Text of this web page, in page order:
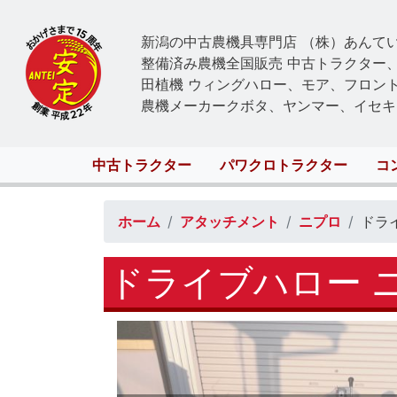
新潟の中古農機具専門店 （株）あんて
整備済み農機全国販売 中古トラクター
田植機 ウィングハロー、モア、フロン
農機メーカークボタ、ヤンマー、イセ
Main
navigation
中古トラクター パワクロトラクター コ
ホーム アタッチメント ニプロ ドラ
ドライブハロー